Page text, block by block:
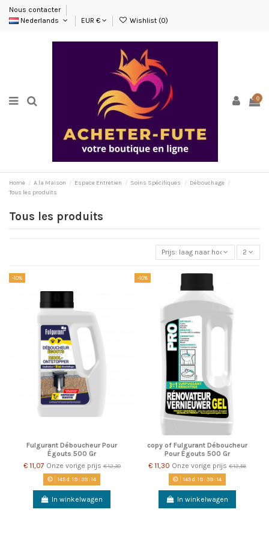
Nous contacter
Nederlands
EUR € Wishlist (0)
0
Home A la Maison Espace Entretien Soins Spécifiques
Débouchage
Tous les produits
Tous les produits
Prijs: laag naar hoog 2
-10%
Fulgurant Déboucheur Pour
Égouts 500 Gr
€ 11,07 Onze vorige prijs€ 12,30
145d. 19:39:14
In winkelwagen
-10%
copy of Fulgurant Déboucheur
Pour Égouts 500 Gr
€ 11,30 Onze vorige prijs € 12,56
145d. 19:39:14
In winkelwagen